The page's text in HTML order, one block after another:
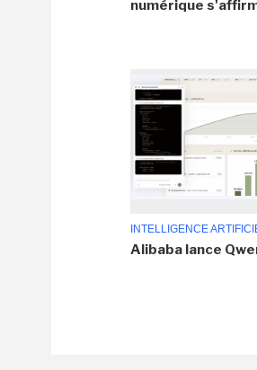
numérique
INTELLIGENCE
Alibaba lance